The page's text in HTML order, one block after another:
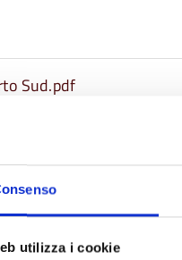
utilizza i cookie
Sud.pdf